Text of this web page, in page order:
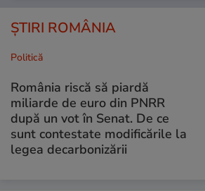
ȘTIRI ROMÂNIA
Politică
România riscă să piardă
miliarde de euro din PNRR
după un vot în Senat. De ce
sunt contestate modificările la
legea decarbonizării